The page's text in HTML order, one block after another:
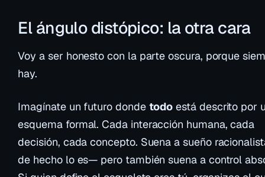
El ángulo distópico: la otra cara
Voy a ser honesto con la parte oscura, porque
hay.
Imagínate un futuro donde todo está descrito por
esquema formal. Cada interacción humana, cada
decisión, cada concepto. Suena a sueño
de hecho lo es— pero también suena a control